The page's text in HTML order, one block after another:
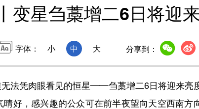
变星刍藁增二6日将迎
字体： 小 中 大 分享到：
法凭肉眼看见的恒星——刍藁增二6日将迎来亮
好，感兴趣的公众可在前半夜望向天空西南方